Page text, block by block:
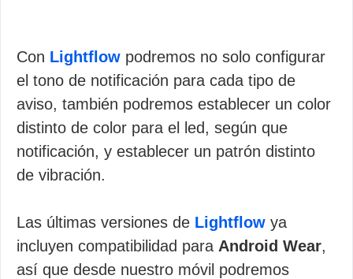
Con Lightflow podremos no solo configurar
el tono de notificación para cada tipo de
aviso, también podremos establecer un color
distinto de color para el led, según que
notificación, y establecer un patrón distinto
de vibración.
Las últimas versiones de Lightflow ya
incluyen compatibilidad para Android Wear,
así que desde nuestro móvil podremos